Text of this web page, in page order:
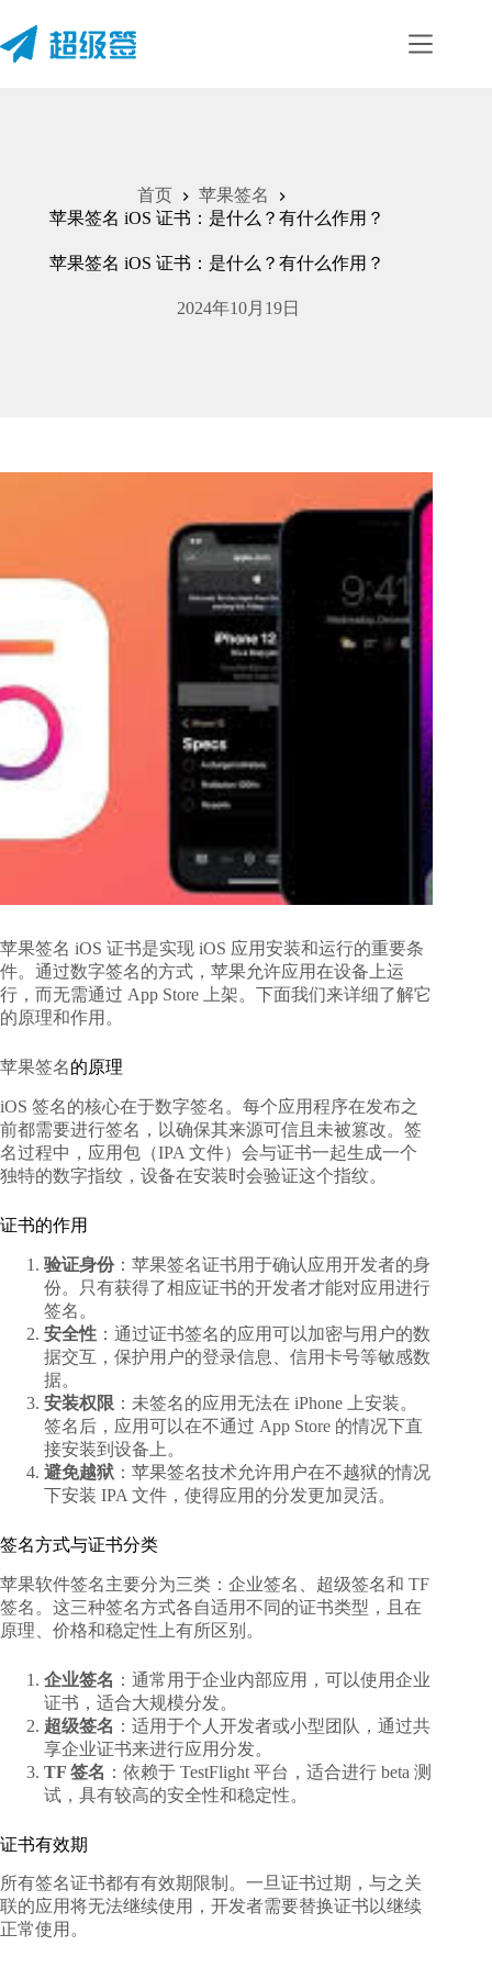
首页
苹果签名
苹果签名 iOS 证书：是什么？有什么作用？
苹果签名 iOS 证书：是什么？有什么作用？
2024年10月19日
苹果签名 iOS 证书是实现 iOS 应用安装和运行的重要条
件。通过数字签名的方式，苹果允许应用在设备上运
行，而无需通过 App Store 上架。下面我们来详细了解它
的原理和作用。
苹果签名的原理
iOS 签名的核心在于数字签名。每个应用程序在发布之
前都需要进行签名，以确保其来源可信且未被篡改。签
名过程中，应用包（IPA 文件）会与证书一起生成一个
独特的数字指纹，设备在安装时会验证这个指纹。
证书的作用
验证身份：苹果签名证书用于确认应用开发者的身
份。只有获得了相应证书的开发者才能对应用进行
签名。
安全性 ：通过证书签名的应用可以加密与用户的数
据交互，保护用户的登录信息、信用卡号等敏感数
据。
安装权限 ：未签名的应用无法在 iPhone 上安装。
签名后，应用可以在不通过 App Store 的情况下直
接安装到设备上。
避免越狱 ：苹果签名技术允许用户在不越狱的情况
下安装 IPA 文件，使得应用的分发更加灵活。
签名方式与证书分类
苹果软件签名主要分为三类：企业签名、超级签名和 TF
签名。这三种签名方式各自适用不同的证书类型，且在
原理、价格和稳定性上有所区别。
企业签名 ：通常用于企业内部应用，可以使用企业
证书，适合大规模分发。
超级签名 ：适用于个人开发者或小型团队，通过共
享企业证书来进行应用分发。
TF 签名 ：依赖于 TestFlight 平台，适合进行 beta 测
试，具有较高的安全性和稳定性。
证书有效期
所有签名证书都有有效期限制。一旦证书过期，与之关
联的应用将无法继续使用，开发者需要替换证书以继续
正常使用。